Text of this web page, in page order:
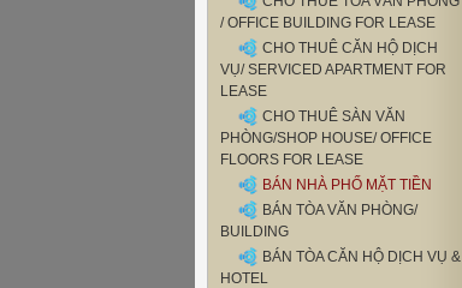
/ OFFICE BUILDING FOR LEASE
CHO THUÊ CĂN HỘ DỊCH
VỤ/ SERVICED APARTMENT FOR
LEASE
CHO THUÊ SÀN VĂN
PHÒNG/SHOP HOUSE/ OFFICE
FLOORS FOR LEASE
BÁN NHÀ PHỐ MẶT TIỀN
BÁN TÒA VĂN PHÒNG/
BUILDING
BÁN TÒA CĂN HỘ DỊCH VỤ &
HOTEL